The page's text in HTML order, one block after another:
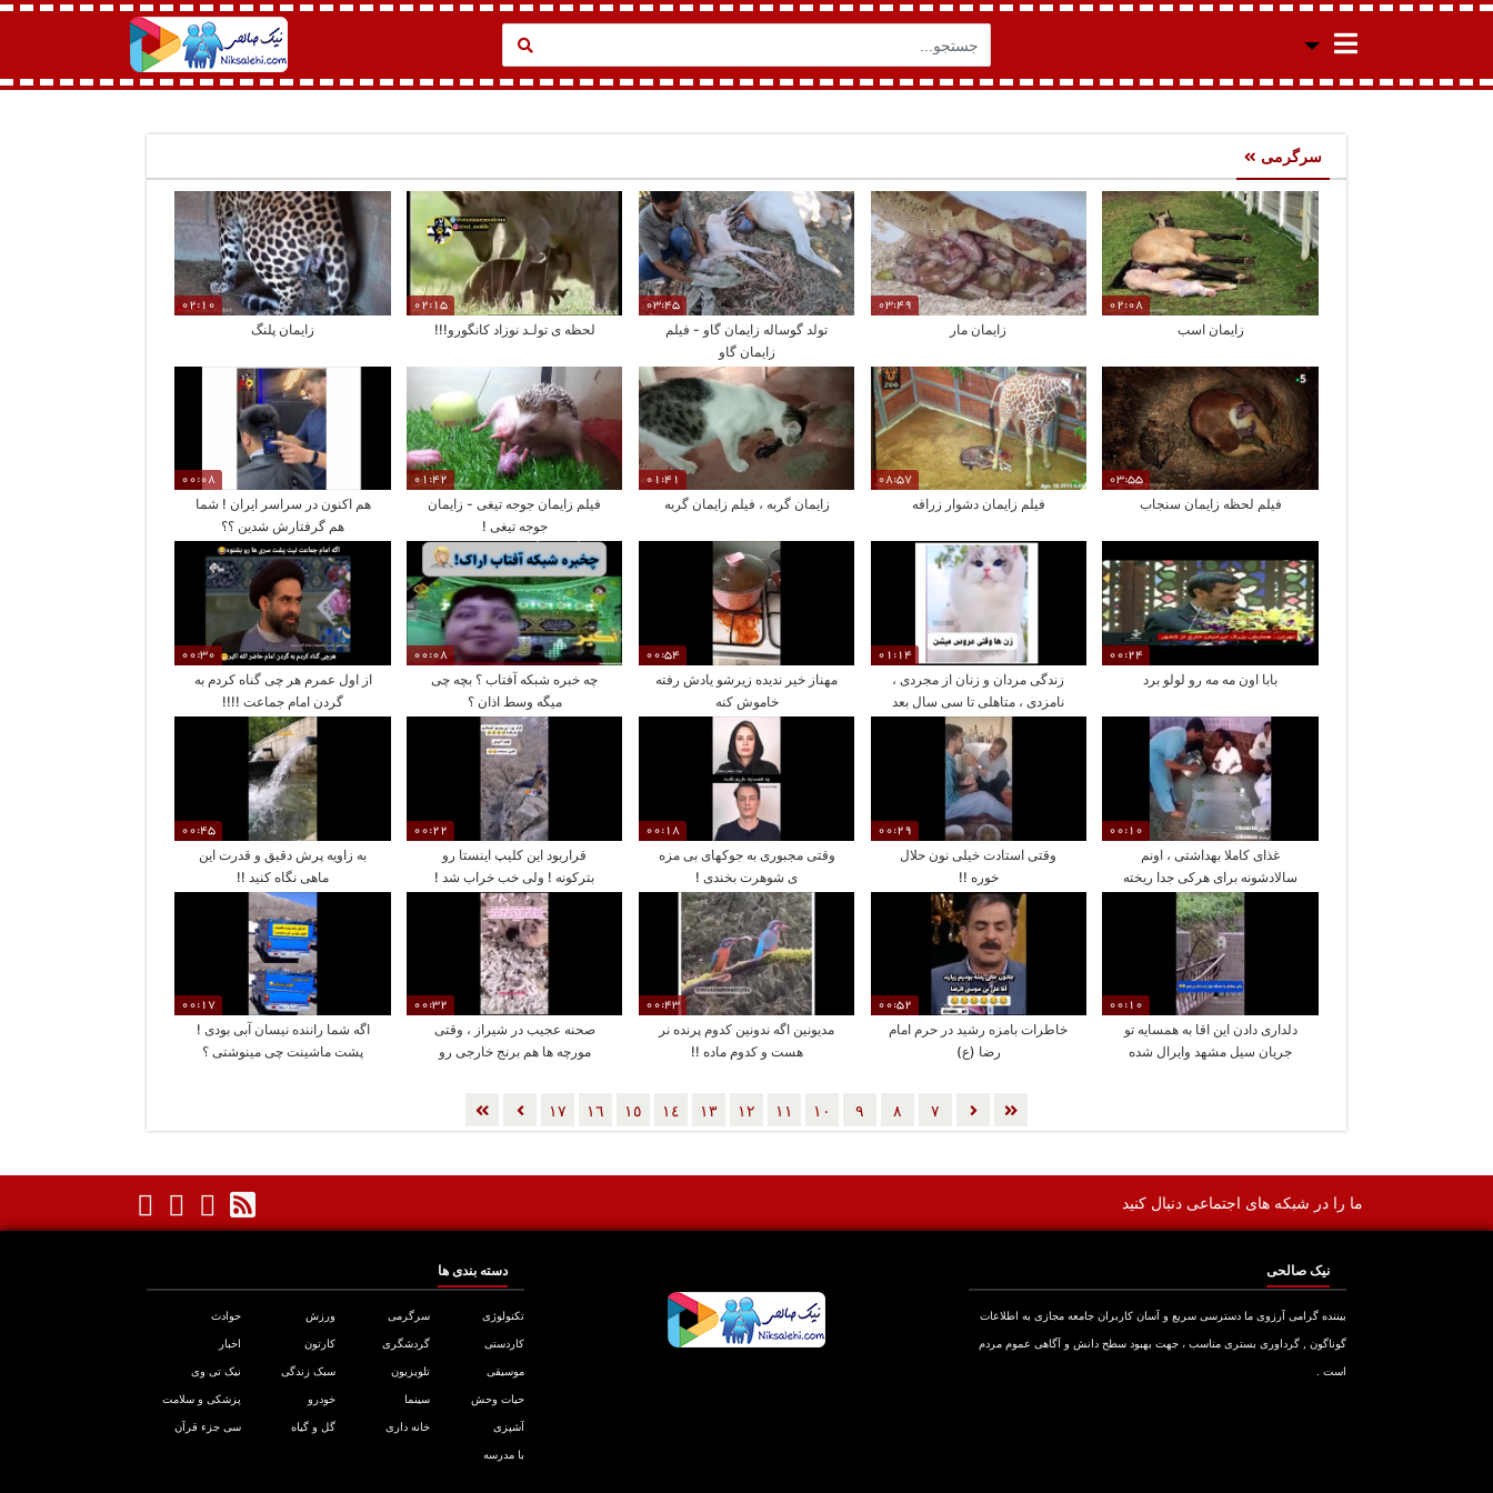
سرگرمی
02:08
زایمان اسب
03:49
زایمان مار
03:45
تولد گوساله زایمان گاو - فیلم
زایمان گاو
02:15
لحظه ی تولـد نوزاد کانگورو!!!
02:10
زایمان پلنگ
03:55
فیلم لحظه زایمان سنجاب
08:57
فیلم زایمان دشوار زرافه
01:41
زایمان گربه ، فیلم زایمان گربه
01:42
فیلم زایمان جوجه تیغی - زایمان
جوجه تیغی !
00:08
هم اکنون در سراسر ایران ! شما
هم گرفتارش شدین ؟؟
00:24
بابا اون مه مه رو لولو برد
01:14
زندگی مردان و زنان از مجردی ،
نامزدی ، متاهلی تا سی سال بعد
از ازدواج !
00:54
مهناز خیر ندیده زیرشو یادش رفته
خاموش کنه
00:08
چه خبره شبکه آفتاب ؟ بچه چی
میگه وسط اذان ؟
00:30
از اول عمرم هر چی گناه کردم به
گردن امام جماعت !!!!
00:10
غذای کاملا بهداشتی ، اونم
سالادشونه برای هرکی جدا ریخته
00:29
وقتی استادت خیلی نون حلال
خوره !!
00:18
وقتی مجبوری به جوکهای بی مزه
ی شوهرت بخندی !
00:22
قراربود این کلیپ اینستا رو
بترکونه ! ولی خب خراب شد !
00:45
به زاویه پرش دقیق و قدرت این
ماهی نگاه کنید !!
00:10
دلداری دادن این اقا به همسایه تو
جریان سیل مشهد وایرال شده
00:52
خاطرات بامزه رشید در حرم امام
رضا (ع)
00:43
مدیونین اگه ندونین کدوم پرنده نر
هست و کدوم ماده !!
00:32
صحنه عجیب در شیراز ، وقتی
مورچه ها هم برنج خارجی رو
00:17
اگه شما راننده نیسان آبی بودی !
پشت ماشینت چی مینوشتی ؟
٧ ٨ ٩ ١٠ ١١ ١٢ ١٣ ١٤ ١٥ ١٦ ١٧
ما را در شبکه های اجتماعی دنبال کنید
نیک صالحی
بیننده گرامی آرزوی ما دسترسی سریع و آسان کاربران جامعه مجازی به اطلاعات
گوناگون , گرداوری بستری مناسب ، جهت بهبود سطح دانش و آگاهی عموم مردم
است .
دسته بندی ها
تکنولوژی سرگرمی ورزش حوادث
کاردستی گردشگری کارتون اخبار
موسیقی تلویزیون سبک زندگی نیک تی وی
حیات وحش سینما خودرو پزشکی و سلامت
آشپزی خانه داری گل و گیاه سی جزء قرآن
با مدرسه